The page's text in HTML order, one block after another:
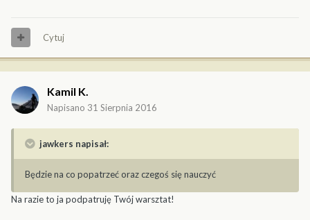
Cytuj
Kamil K.
Napisano 31 Sierpnia 2016
jawkers napisał:
Będzie na co popatrzeć oraz czegoś się nauczyć
Na razie to ja podpatruję Twój warsztat!